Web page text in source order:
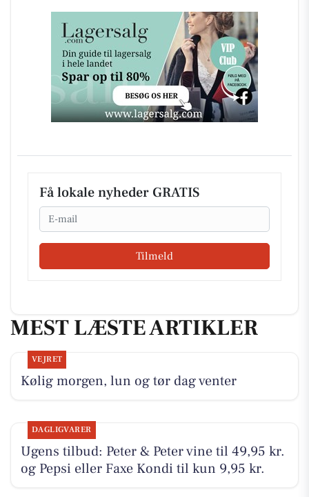
Få lokale nyheder GRATIS
Email
Tilmeld
MEST LÆSTE ARTIKLER
VEJRET
Kølig morgen, lun og tør dag venter
DAGLIGVARER
Ugens tilbud: Peter & Peter vine til 49,95 kr.
og Pepsi eller Faxe Kondi til kun 9,95 kr.